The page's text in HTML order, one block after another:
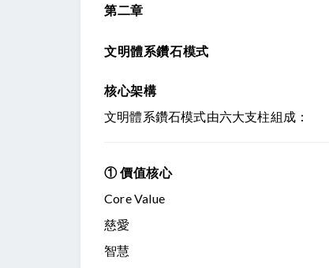
第二章
文明體系鑽石模式
核心架構
文明體系鑽石模式由六大支柱組成：
① 價值核心
Core Value
慈愛
智慧